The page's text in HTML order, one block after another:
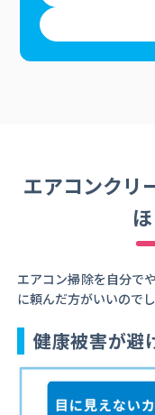
エアコンクリ
エアコン掃除を自分で
に頼んだ方がいいので
健康被害が避